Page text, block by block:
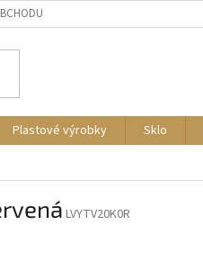
Plastové výrobky Sklo
LVYTV20K0R